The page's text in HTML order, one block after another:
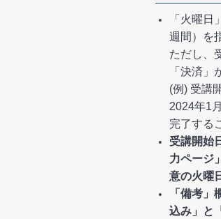
「火曜
週間）を
ただし、
「決済」
(例) 受講
2024年1
完了する
受講開始
力ページ
意の火曜
「備考
込み」と